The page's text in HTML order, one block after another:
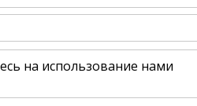
на использование нами